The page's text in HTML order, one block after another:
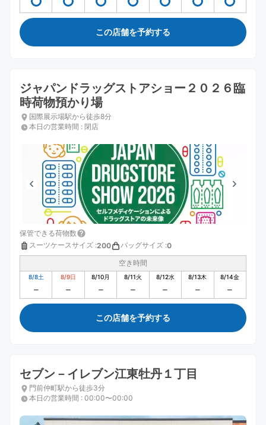
この店舗を予約する
ジャパンドラッグストアショー２０２６臨
時荷物預かり場
国際展示場駅から徒歩8分
本日の営業時間 : 閉店
保管できる荷物数
スーツケースサイズ :200 バッグサイズ :0
空き時間
8/8土 8/9日 8/10月 8/11火 8/12水 8/13木 8/14金
この店舗を予約する
セブン－イレブン江東牡丹１丁目
門前仲町駅から徒歩3分
本日の営業時間 : 00:00〜00:00